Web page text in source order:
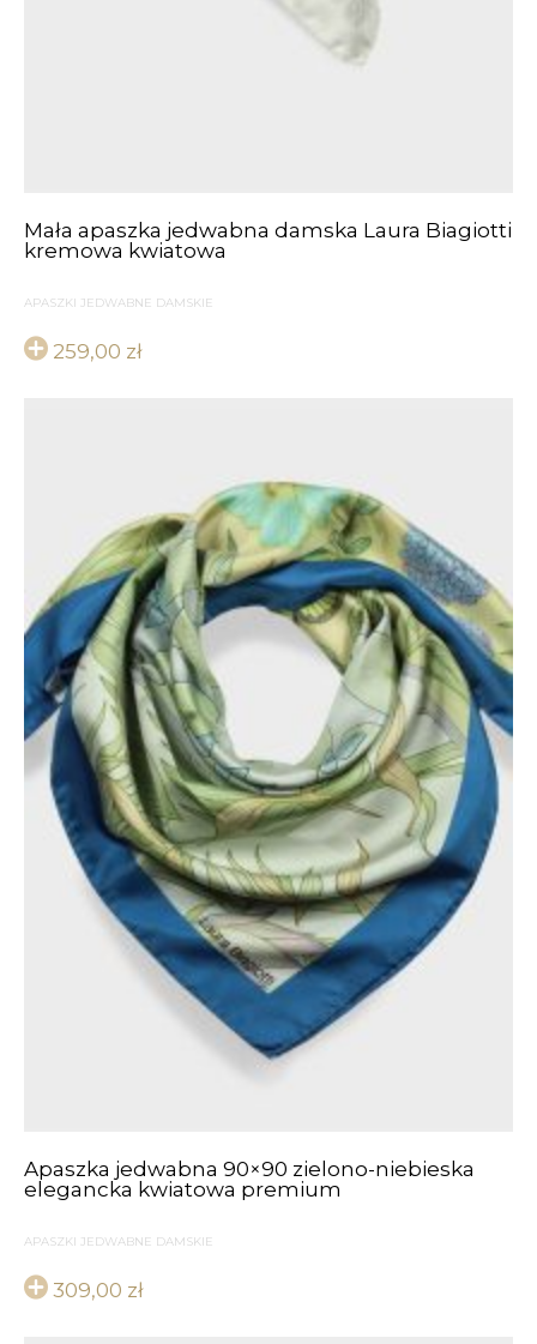
Mała apaszka jedwabna damska Laura Biagiotti
kremowa kwiatowa
APASZKI JEDWABNE DAMSKIE
259,00 zł
Apaszka jedwabna 90×90 zielono-niebieska
elegancka kwiatowa premium
APASZKI JEDWABNE DAMSKIE
309,00 zł